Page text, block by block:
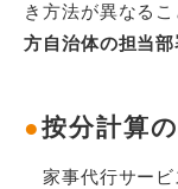
き方法が異なる
方自治体の担当
●按分計算
家事代行サービ